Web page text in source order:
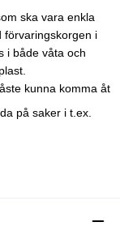
ska vara enkla
förvaringskorgen i
i både våta och
kunna komma åt
på saker i t.ex.